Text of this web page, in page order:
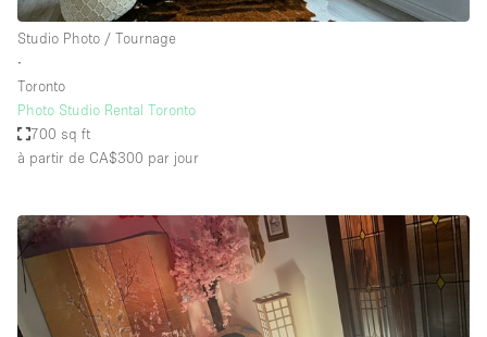
Studio Photo / Tournage
∙
Toronto
Photo Studio Rental Toronto
700 sq ft
à partir de CA$300 par jour